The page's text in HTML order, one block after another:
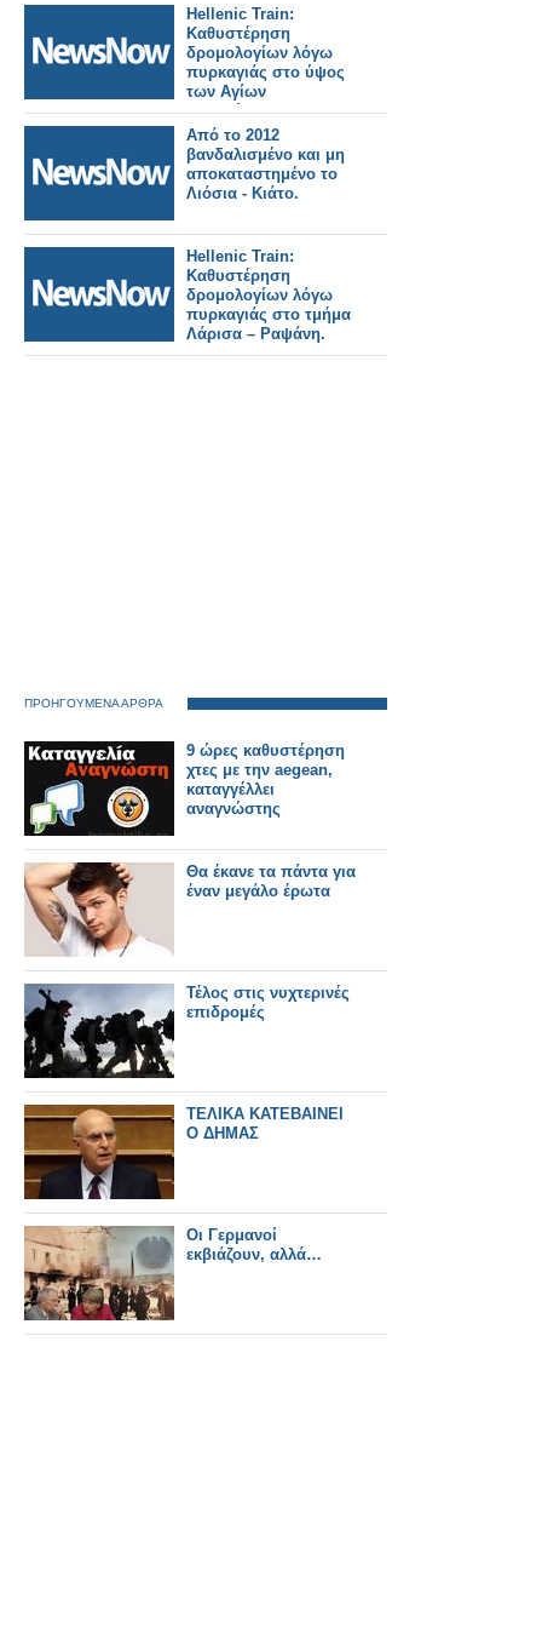
Hellenic Train:
Καθυστέρηση
δρομολογίων λόγω
πυρκαγιάς στο ύψος
των Αγίων
Αναργύρων.
Από το 2012
βανδαλισμένο και μη
αποκαταστημένο το
Λιόσια - Κιάτο.
Hellenic Train:
Καθυστέρηση
δρομολογίων λόγω
πυρκαγιάς στο τμήμα
Λάρισα – Ραψάνη.
ΠΡΟΗΓΟΥΜΕΝΑ ΑΡΘΡΑ
9 ώρες καθυστέρηση
χτες με την aegean,
καταγγέλλει
αναγνώστης
Θα έκανε τα πάντα για
έναν μεγάλο έρωτα
Τέλος στις νυχτερινές
επιδρομές
TΕΛΙΚΑ ΚΑΤΕΒΑΙΝΕΙ
Ο ΔΗΜΑΣ
Οι Γερμανοί
εκβιάζουν, αλλά…